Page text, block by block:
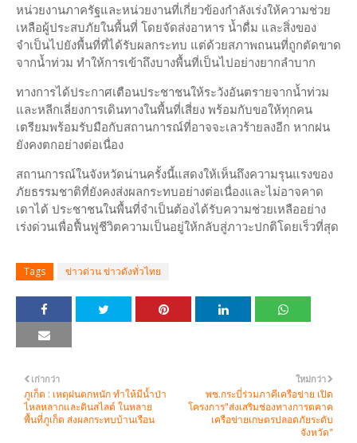
หน่วยงานภาครัฐและหน่วยงานที่เกี่ยวข้องกำลังเร่งให้ความช่วย
เหลือผู้ประสบภัยในพื้นที่ โดยจัดส่งอาหาร น้ำดื่ม และสิ่งของ
จำเป็นไปยังพื้นที่ที่ได้รับผลกระทบ แต่ด้วยสภาพถนนที่ถูกตัดขาด
จากน้ำท่วม ทำให้การเข้าถึงบางพื้นที่เป็นไปอย่างยากลำบาก
ทางการได้ประกาศเตือนประชาชนให้ระวังอันตรายจากน้ำท่วม
และหลีกเลี่ยงการเดินทางในพื้นที่เสี่ยง พร้อมกับขอให้ทุกคน
เตรียมพร้อมรับมือกับสถานการณ์ที่อาจจะเลวร้ายลงอีก หากฝน
ยังคงตกอย่างต่อเนื่อง
สถานการณ์ในจังหวัดน่านครั้งนี้แสดงให้เห็นถึงความรุนแรงของ
ภัยธรรมชาติที่ยังคงส่งผลกระทบอย่างต่อเนื่องและไม่อาจคาด
เดาได้ ประชาชนในพื้นที่จำเป็นต้องได้รับความช่วยเหลืออย่าง
เร่งด่วนเพื่อฟื้นฟูชีวิตความเป็นอยู่ให้กลับสู่ภาวะปกติโดยเร็วที่สุด
Tags ข่าวด่วน ข่าวดังทั่วไทย
ใหม่กว่า
พช.กระบี่ร่วมภาคีเครือข่าย เปิด
โครงการ"ส่งเสริมช่องทางการตคาค
เครือข่ายเกษตรปลอดภัยระดับ
จังหวัด"
เก่ากว่า
ภูเก็ต : เหตุฝนตกหนัก ทำให้มีน้ำป่า
ไหลหลากและดินสไลด์ ในหลาย
พื้นที่ภูเก็ต ส่งผลกระทบบ้านเรือน